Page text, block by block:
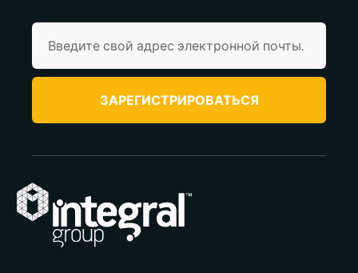
ЗАРЕГИСТРИРОВАТЬСЯ